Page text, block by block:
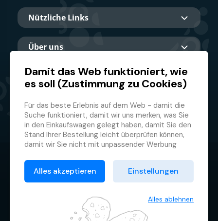
Nützliche Links
Über uns
Hauptpartner
© 2026 GMF Aquapark Prague, a.s.
Datenschutzrichtlinie
Allgemeine Geschäftsbedingungen
Cookie-Verwaltung
Damit das Web funktioniert, wie
es soll (Zustimmung zu Cookies)
Für das beste Erlebnis auf dem Web - damit die
Suche funktioniert, damit wir uns merken, was Sie
in den Einkaufswagen gelegt haben, damit Sie den
Stand Ihrer Bestellung leicht überprüfen können,
damit wir Sie nicht mit unpassender Werbung
anmelden müssen.
Deswegen brauchen wir von Ihnen Ihre
kleiner Textdateien, die zeitweilig auf Ihrem
Browser gespeichert werden. Wir danken Ihnen,
dass Sie uns Ihre Zustimmung erteilen und uns so
Alles akzeptieren Einstellungen
Alles ablehnen